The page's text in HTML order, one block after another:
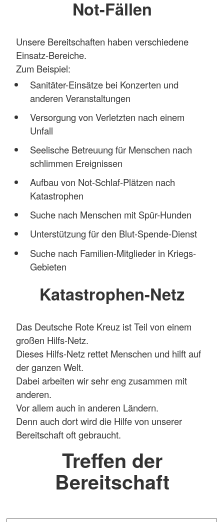
Not-Fällen
Unsere Bereitschaften haben verschiedene
Einsatz-Bereiche.
Zum Beispiel:
Sanitäter-Einsätze bei Konzerten und
anderen Veranstaltungen
Versorgung von Verletzten nach einem
Unfall
Seelische Betreuung für Menschen nach
schlimmen Ereignissen
Aufbau von Not-Schlaf-Plätzen nach
Katastrophen
Suche nach Menschen mit Spür-Hunden
Unterstützung für den Blut-Spende-Dienst
Suche nach Familien-Mitglieder in Kriegs-
Gebieten
Katastrophen-Netz
Das Deutsche Rote Kreuz ist Teil von einem
großen Hilfs-Netz.
Dieses Hilfs-Netz rettet Menschen und hilft auf
der ganzen Welt.
Dabei arbeiten wir sehr eng zusammen mit
anderen.
Vor allem auch in anderen Ländern.
Denn auch dort wird die Hilfe von unserer
Bereitschaft oft gebraucht.
Treffen der
Bereitschaft